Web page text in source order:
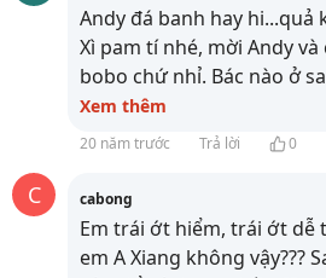
Andy đá banh hay hi...quả
Xì pam tí nhé, mời Andy và
bobo chứ nhỉ. Bác nào ở
Xem thêm
20 năm trước Trả lời 0
C cabong
Em trái ớt hiểm, trái ớt dễ
em A Xiang không vậy???